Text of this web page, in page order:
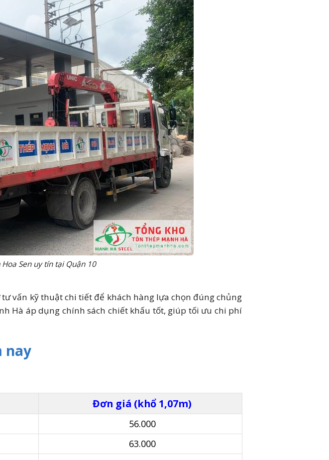
Sen uy tín tại Quận 10
vấn kỹ thuật chi tiết để khách hàng lựa chọn đúng chủng
Hà áp dụng chính sách chiết khấu tốt, giúp tối ưu chi phí
nay
Đơn giá (khổ 1,07m)
56.000
63.000